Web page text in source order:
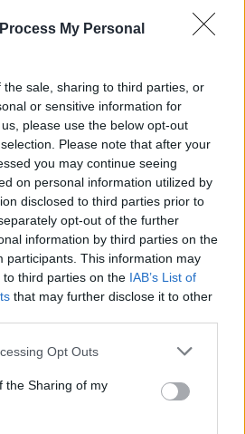
My Personal
sale, sharing to third parties, or
or sensitive information for
please use the below opt-out
Please note that after your
you may continue seeing
on personal information utilized by
disclosed to third parties prior to
opt-out of the further
information by third parties on the
participants. This information may
third parties on the IAB’s List of
that may further disclose it to other
app uses one or more Google
usage behaviour. You may click to
Google and its third-party tags to
specified purposes in below Google
Opt Outs
the Sharing of my
kevésbé kell aggódnod a
ívek tekintetében
autókkal, ez pedig tetszik nekem,
re.”
bármennyire is jól ment Rossi a
biztos, hogy éles körülmények
egy hiperautóban, sok nála
pilóta sohasem jut ilyen
talán nem véletlen, hogy a GT
helyett az Endurance